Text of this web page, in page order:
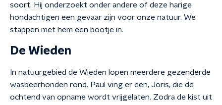
soort. Hij onderzoekt onder andere of deze harige
hondachtigen een gevaar zijn voor onze natuur. We
stappen met hem een bootje in.
De Wieden
In natuurgebied de Wieden lopen meerdere gezenderde
wasbeerhonden rond. Paul ving er een, Joris, die de
ochtend van opname wordt vrijgelaten. Zodra de kist uit